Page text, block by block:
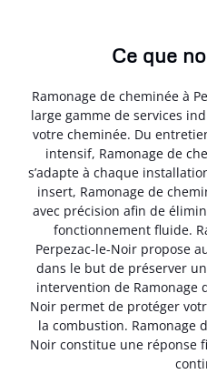
Ce que
Ramonage de cheminée à
large gamme de services
votre cheminée. Du
intensif, Ramonage de
s’adapte à chaque
insert, Ramonage de
avec précision afin de
fonctionnement fluide.
Perpezac-le-Noir propose
dans le but de préserver
intervention de Ramonage
Noir permet de protéger
la combustion. Ramonage
Noir constitue une réponse